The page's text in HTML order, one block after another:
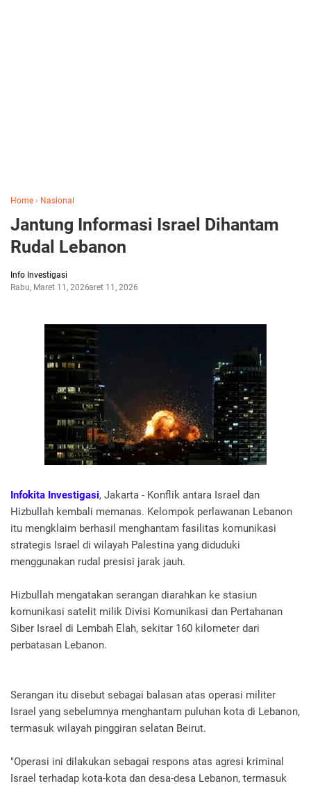
Home › Nasional
Jantung Informasi Israel Dihantam
Rudal Lebanon
Info Investigasi
Rabu, Maret 11, 2026Maret 11, 2026
Infokita Investigasi, Jakarta - Konflik antara Israel dan
Hizbullah kembali memanas. Kelompok perlawanan Lebanon
itu mengklaim berhasil menghantam fasilitas komunikasi
strategis Israel di wilayah Palestina yang diduduki
menggunakan rudal presisi jarak jauh.
Hizbullah mengatakan serangan diarahkan ke stasiun
komunikasi satelit milik Divisi Komunikasi dan Pertahanan
Siber Israel di Lembah Elah, sekitar 160 kilometer dari
perbatasan Lebanon.
Serangan itu disebut sebagai balasan atas operasi militer
Israel yang sebelumnya menghantam puluhan kota di Lebanon,
termasuk wilayah pinggiran selatan Beirut.
"Operasi ini dilakukan sebagai respons atas agresi kriminal
Israel terhadap kota-kota dan desa-desa Lebanon, termasuk